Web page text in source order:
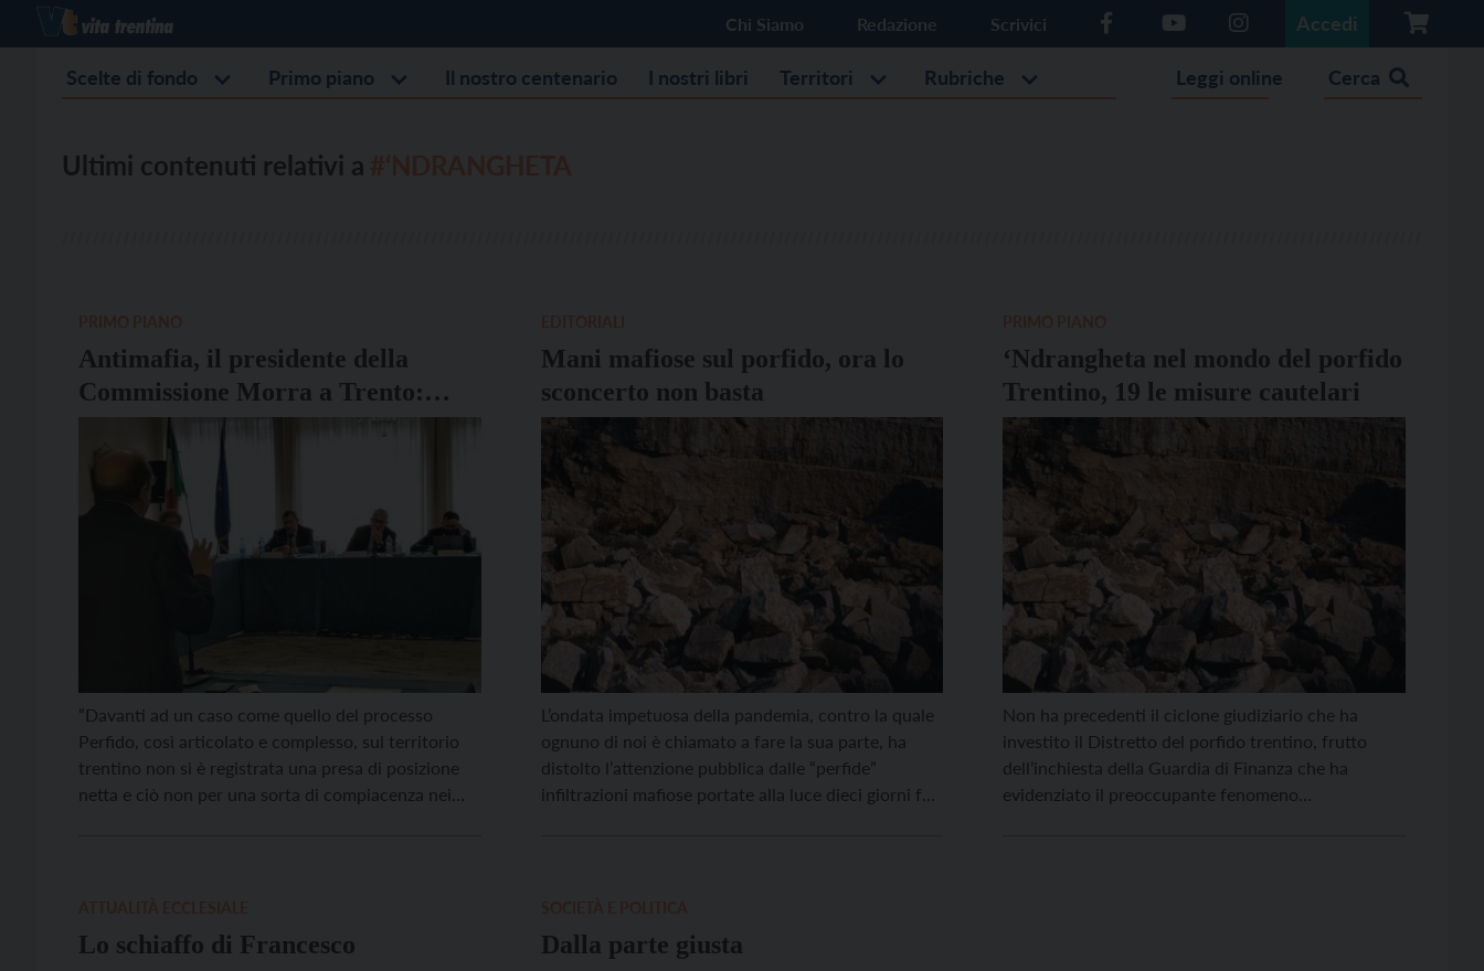
Chi Siamo Redazione Scrivici Accedi
Scelte di fondo Primo piano Il nostro centenario I nostri libri Territori Rubriche Leggi online Cerca
Ultimi contenuti relativi a
Antimafia, il presidente della
Commissione Morra a Trento:
“Emblematico il caso del processo
Perfido. Ci si aspetta reazione
concreta da Istituzioni e società
civile”
“Davanti ad un caso come quello del processo
Perfido, così articolato e complesso, sul territorio
trentino non si è registrata una presa di posizione
netta e ciò non per una sorta di compiacenza nei
Mani mafiose sul porfido, ora lo
sconcerto non basta
L’ondata impetuosa della pandemia, contro la quale
ognuno di noi è chiamato a fare la sua parte, ha
distolto l’attenzione pubblica dalle “perfide”
infiltrazioni mafiose portate alla luce dieci giorni fa
‘Ndrangheta nel mondo del porfido
Trentino, 19 le misure cautelari
Non ha precedenti il ciclone giudiziario che ha
investito il Distretto del porfido trentino, frutto
dell’inchiesta della Guardia di Finanza che ha
evidenziato il preoccupante fenomeno
Lo schiaffo di Francesco Dalla parte giusta